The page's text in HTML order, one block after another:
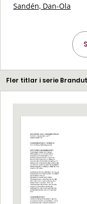
Sandén, Dan-Ola
Fler titlar i serie